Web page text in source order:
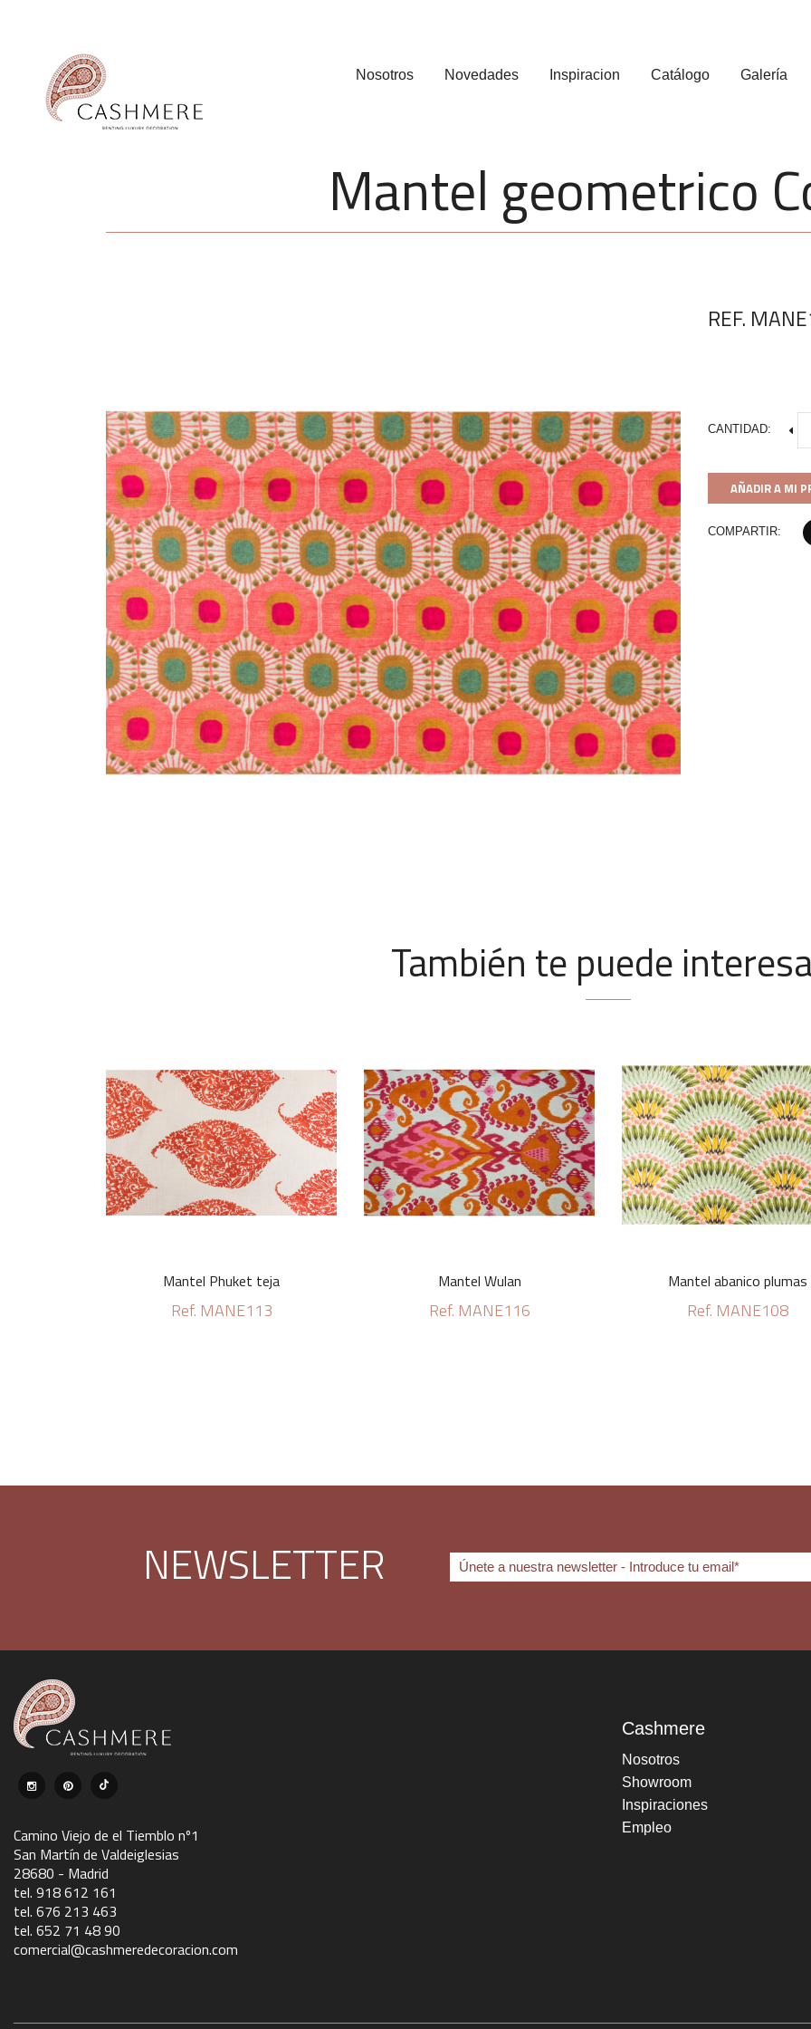
Nosotros Novedades Inspiracion Catálogo Galería
Mantel geometrico
REF.
CANTIDAD:
AÑADIR A MI
COMPARTIR:
También te puede
Mantel Phuket teja
Ref. MANE113
Mantel Wulan
Ref. MANE116
Mantel abanico plumas
Ref. MANE108
NEWSLETTER
Camino Viejo de el Tiemblo nº1
San Martín de Valdeiglesias
28680 - Madrid
tel. 918 612 161
tel. 676 213 463
tel. 652 71 48 90
comercial@cashmeredecoracion.com
Cashmere
Nosotros
Showroom
Inspiraciones
Empleo